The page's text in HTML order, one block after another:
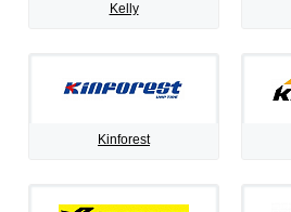
Kelly
Kinforest